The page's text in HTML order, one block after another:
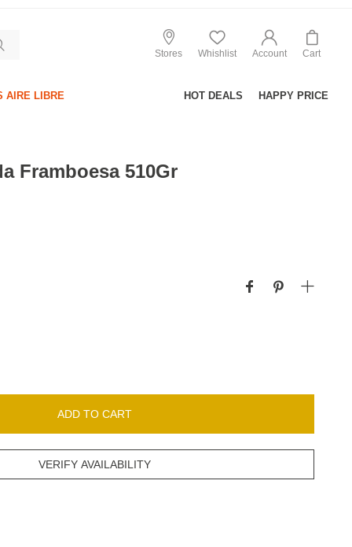
Stores Whishlist Account Cart
AIRE LIBRE HOT DEALS HAPPY PRICE
Framboesa 510Gr
ADD TO CART
VERIFY AVAILABILITY